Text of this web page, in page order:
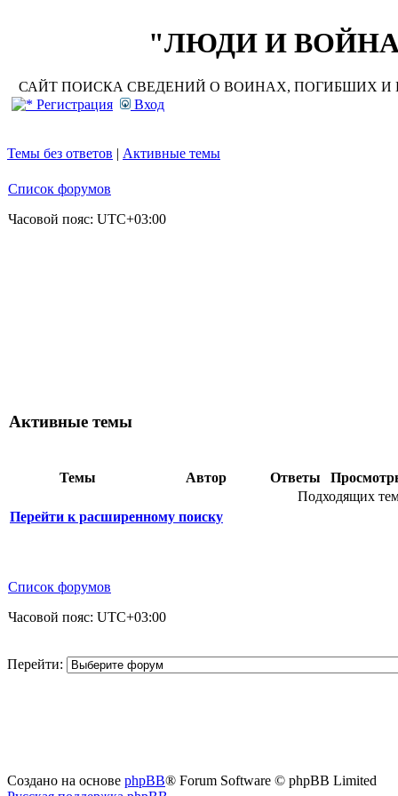
"ЛЮДИ И ВОЙНА"
САЙТ ПОИСКА СВЕДЕНИЙ О ВОИНАХ, ПОГИБШИХ И
Регистрация
Вход
Темы без ответов | Активные темы
Список форумов
Часовой пояс: UTC+03:00
Активные темы
Темы Автор Ответы
Подходящих
Перейти к расширенному поиску
Список форумов
Часовой пояс: UTC+03:00
Перейти:
Создано на основе phpBB® Forum Software © phpBB Limited